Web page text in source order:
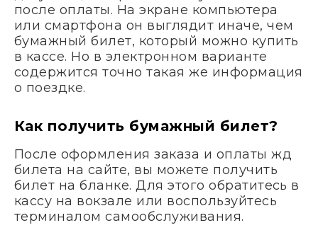
после оплаты. На экране компьютера
или смартфона он выглядит иначе, чем
бумажный билет, который можно купить
в кассе. Но в электронном варианте
содержится точно такая же информация
о поездке.
Как получить бумажный билет?
После оформления заказа и оплаты жд
билета на сайте, вы можете получить
билет на бланке. Для этого обратитесь в
кассу на вокзале или воспользуйтесь
терминалом самообслуживания.